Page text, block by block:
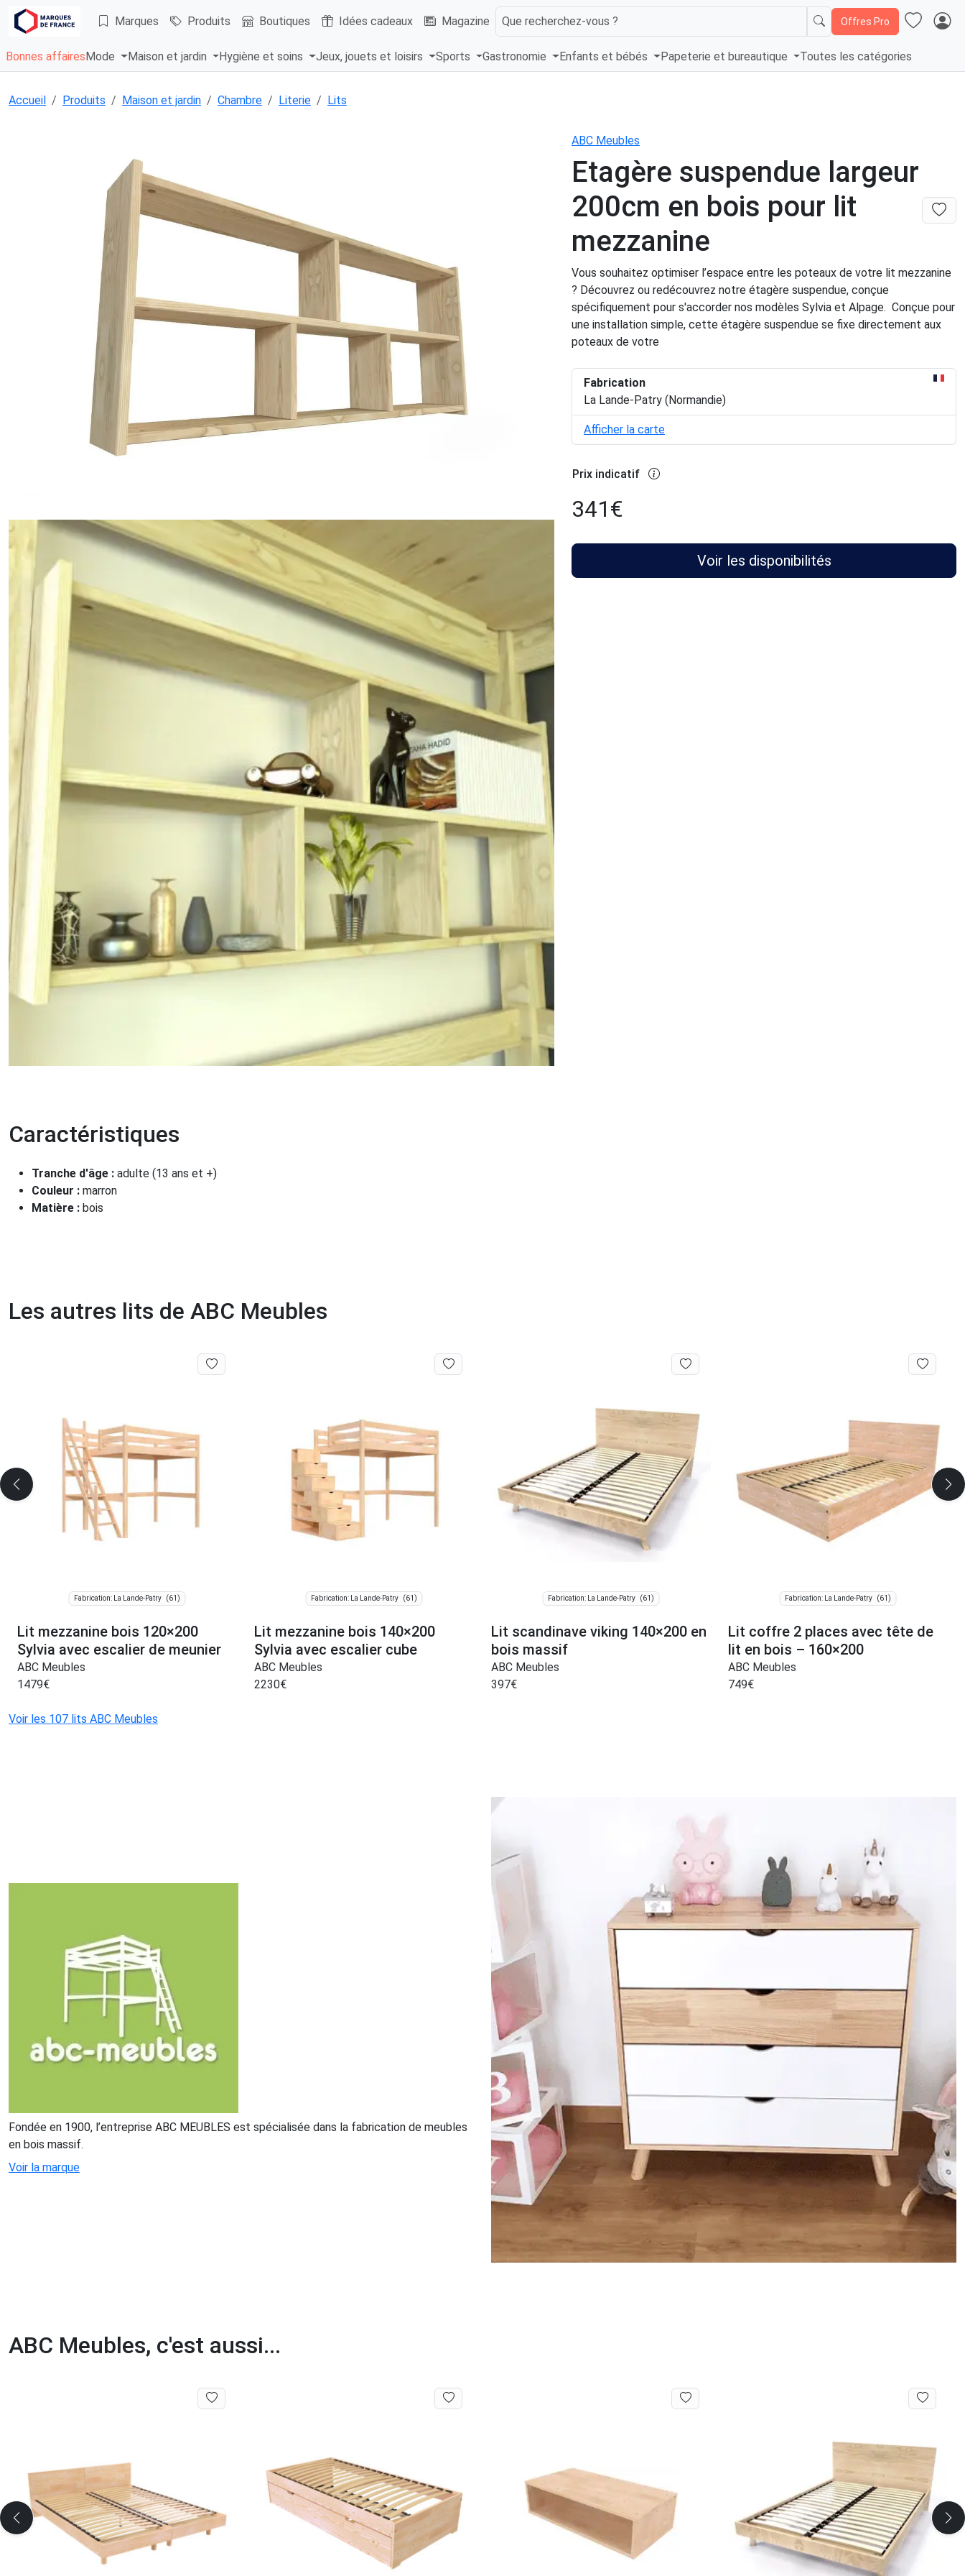
Marques Produits Boutiques Idées cadeaux Magazine Que recherchez-vous ? Offres Pro
Bonnes affaires Mode Maison et jardin Hygiène et soins Jeux, jouets et loisirs Sports Gastronomie Enfants et bébés Papeterie et bureautique Toutes les catégories
Accueil Produits Maison et jardin Chambre Literie Lits
ABC Meubles
Etagère suspendue largeur
200cm en bois pour lit
mezzanine
Vous souhaitez optimiser l’espace entre les poteaux de votre lit mezzanine
? Découvrez ou redécouvrez notre étagère suspendue, conçue
spécifiquement pour s'accorder nos modèles Sylvia et Alpage. Conçue pour
une installation simple, cette étagère suspendue se fixe directement aux
poteaux de votre
Fabrication
La Lande-Patry (Normandie)
Afficher la carte
Prix indicatif
341€
Voir les disponibilités
Caractéristiques
Tranche d'âge : adulte (13 ans et +)
Couleur : marron
Matière : bois
Les autres lits de ABC Meubles
Fabrication: La Lande-Patry (61)
Lit mezzanine bois 120×200
Sylvia avec escalier de meunier
ABC Meubles
1479€
Fabrication: La Lande-Patry (61)
Lit mezzanine bois 140×200
Sylvia avec escalier cube
ABC Meubles
2230€
Fabrication: La Lande-Patry (61)
Lit scandinave viking 140×200 en
bois massif
ABC Meubles
397€
Fabrication: La Lande-Patry (61)
Lit coffre 2 places avec tête de
lit en bois – 160×200
ABC Meubles
749€
Voir les 107 lits ABC Meubles
Fondée en 1900, l’entreprise ABC MEUBLES est spécialisée dans la fabrication de meubles
en bois massif.
Voir la marque
ABC Meubles, c'est aussi...